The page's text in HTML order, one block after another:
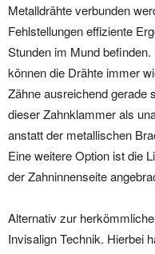
Metalldrähte verbunden
Fehlstellungen effiziente
Stunden im Mund
können die Drähte immer
Zähne ausreichend gerade
dieser Zahnklammer als
anstatt der metallischen
Eine weitere Option ist die
der Zahninnenseite
Alternativ zur
Invisalign Technik. Hierbei